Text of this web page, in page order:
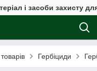
і засоби захисту
Гербіциди